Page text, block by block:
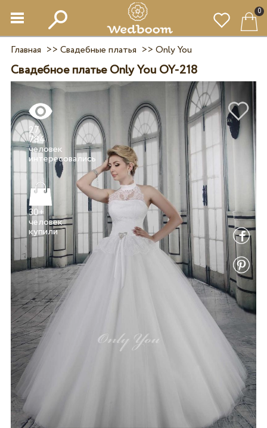
0
Главная >> Свадебные платья >> Only You
Свадебное платье Only You OY-218
27
784
человек
30+
человек
купили